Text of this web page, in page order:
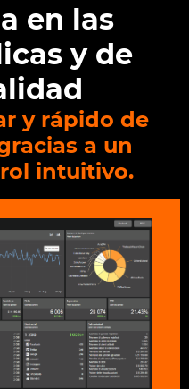
en las
y de
y rápido de
a un
intuitivo.